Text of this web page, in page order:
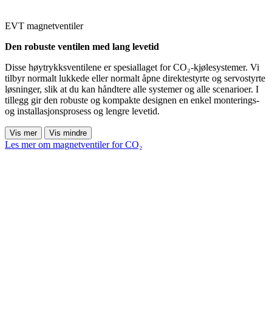
EVT magnetventiler
Den robuste ventilen med lang levetid
Disse høytrykksventilene er spesiallaget for CO₂-kjølesystemer. Vi
tilbyr normalt lukkede eller normalt åpne direktestyrte og servostyrte
løsninger, slik at du kan håndtere alle systemer og alle scenarioer. I
tillegg gir den robuste og kompakte designen en enkel monterings-
og installasjonsprosess og lengre levetid.
Vis mer Vis mindre
Les mer om magnetventiler for CO₂